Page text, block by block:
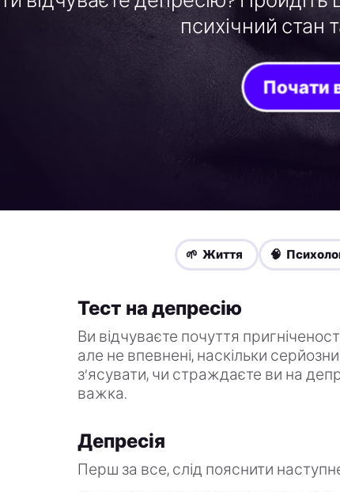
психічний стан
Почати
🌱 Життя 🧠
Тест на депресію
Ви відчуваєте почуття
але не впевнені, наскільки
з’ясувати, чи страждаєте ви на
важка.
Депресія
Перш за все, слід пояснити